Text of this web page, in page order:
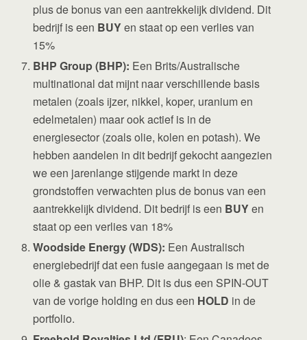
plus de bonus van een aantrekkelijk dividend. Dit
bedrijf is een BUYen staat op een verlies van
15%
BHP Group (BHP): Een Brits/Australische
multinational dat mijnt naar verschillende basis
metalen (zoals ijzer, nikkel, koper, uranium en
edelmetalen) maar ook actief is in de
energiesector (zoals olie, kolen en potash). We
hebben aandelen in dit bedrijf gekocht aangezien
we een jarenlange stijgende markt in deze
grondstoffen verwachten plus de bonus van een
aantrekkelijk dividend. Dit bedrijf is een BUYen
staat op een verlies van 18%
Woodside Energy (WDS): Een Australisch
energiebedrijf dat een fusie aangegaan is met de
olie & gastak van BHP. Dit is dus een SPIN-OUT
van de vorige holding en dus een HOLD in de
portfolio.